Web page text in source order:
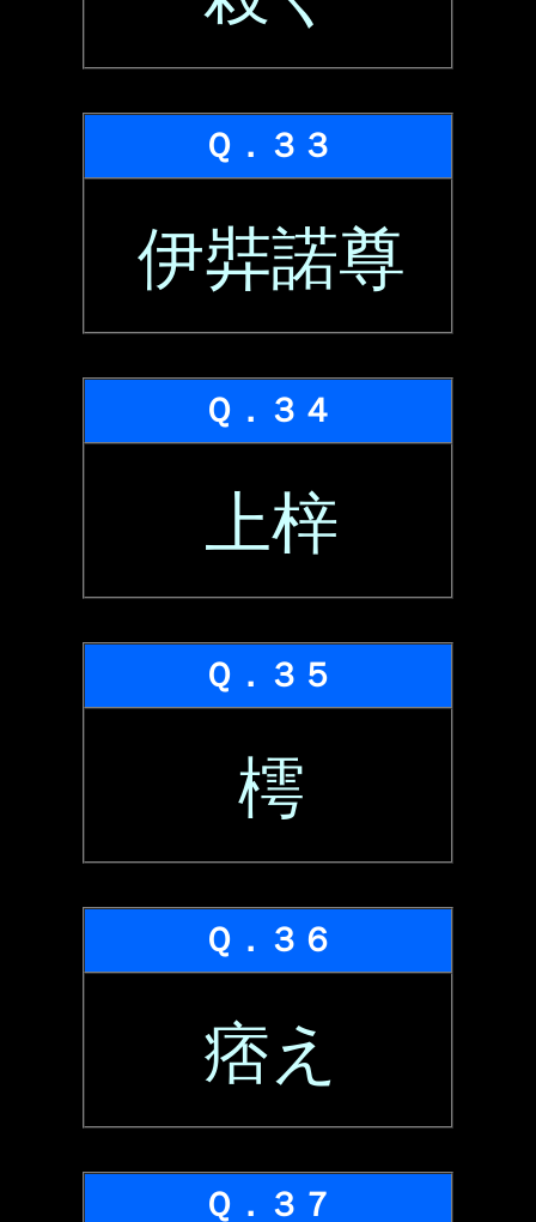
Ｑ．３３
伊弉諾尊
Ｑ．３４
上梓
Ｑ．３５
樗
Ｑ．３６
痞え
Ｑ．３７